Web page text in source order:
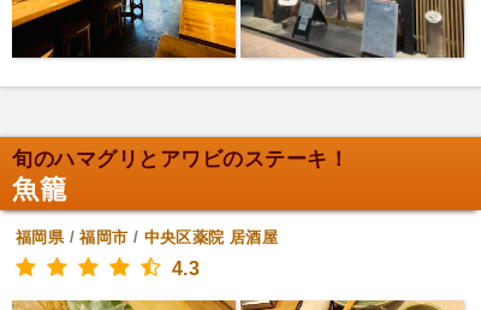
旬のハマグリとアワビのステーキ！
魚籠
福岡県/福岡市 / 中央区薬院 居酒屋
4.3